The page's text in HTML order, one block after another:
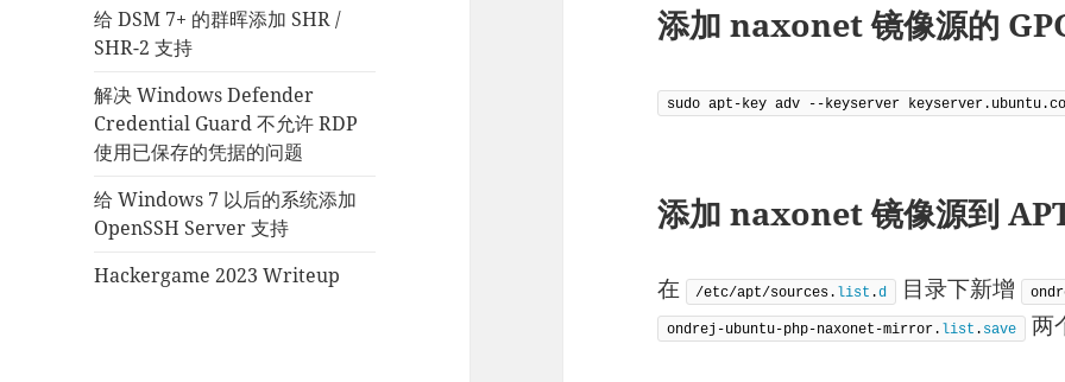
给 DSM 7+ 的群晖添加 SHR /
SHR-2 支持
解决 Windows Defender
Credential Guard 不允许 RDP
使用已保存的凭据的问题
给 Windows 7 以后的系统添加
OpenSSH Server 支持
Hackergame 2023 Writeup
添加 naxonet 镜像源的
sudo apt-key adv --keyserver keyserver.ubuntu.com
添加 naxonet 镜像源到
在 /etc/apt/sources. list .d 目录下新增
ondrej-ubuntu-php-naxonet-mirror. list . save 两